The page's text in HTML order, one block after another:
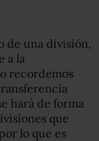
de una división,
a la
recordemos
hará de forma
que
lo que es